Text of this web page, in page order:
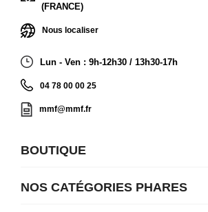
(FRANCE)
Nous localiser
Lun - Ven : 9h-12h30 / 13h30-17h
04 78 00 00 25
mmf@mmf.fr
BOUTIQUE
NOS CATÉGORIES PHARES